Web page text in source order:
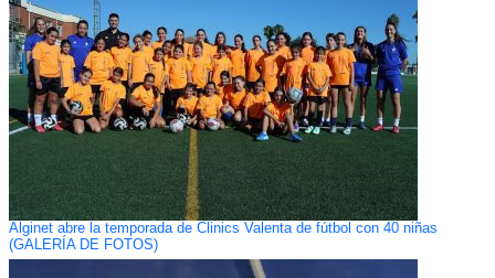
Alginet abre la temporada de Clinics Valenta de fútbol con 40 niñas
(GALERÍA DE FOTOS)